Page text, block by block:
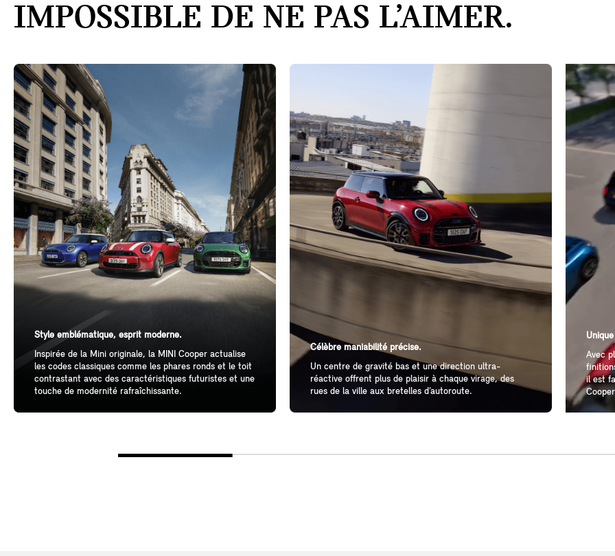
IMPOSSIBLE DE NE PAS L’AIMER.
Style emblématique, esprit moderne.
Inspirée de la Mini originale, la MINI Cooper actualise
les codes classiques comme les phares ronds et le toit
contrastant avec des caractéristiques futuristes et une
touche de modernité rafraîchissante.
Célèbre maniabilité précise.
Un centre de gravité bas et une direction ultra-
réactive offrent plus de plaisir à chaque virage, des
rues de la ville aux bretelles d’autoroute.
Avec
il est